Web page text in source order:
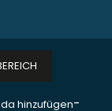
hinzufügen-